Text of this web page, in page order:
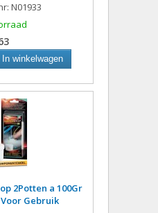
N01933
In winkelwagen
2Potten a 100Gr
Gebruik